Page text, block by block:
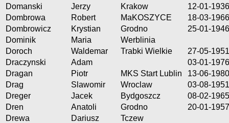
Domanski
Jerzy Krakow
12-01-1936
Dombrowa
Robert MaKOSZYCE
18-03-1966
Dombrowicz
Krystian Grodno
25-01-1946
Dominik
Maria
Werblinia
Doroch
Waldemar Trabki Wielkie
27-05-1951
Draczynski
Adam
03-01-1976
Dragan
Piotr MKS Start Lublin
13-06-1980
Drag
Slawomir Wroclaw
03-08-1951
Dreger
Jacek Bydgoszcz
08-02-1965
Dren
Anatoli Grodno
20-01-1957
Drewa
Dariusz
Tczew